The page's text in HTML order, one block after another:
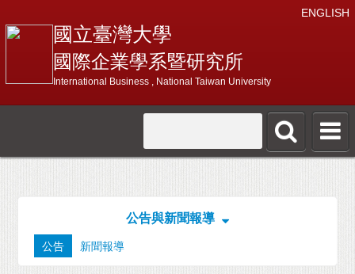
ENGLISH
國立臺灣大學
國際企業學系暨研究所
International Business , National Taiwan University
公告與新聞報導
公告 新聞報導